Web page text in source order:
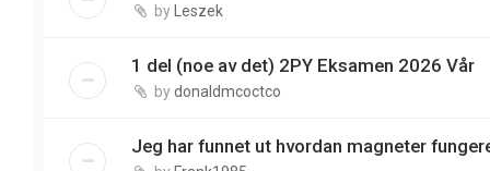
by Leszek
1 del (noe av det) 2PY Eksamen 2026 Vår
bydonaldmcoctco
Jeg har funnet ut hvordan magneter